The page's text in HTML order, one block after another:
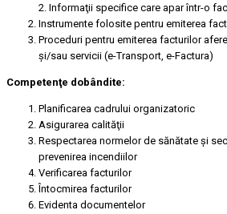
2. Informaţii specifice care apar într-o
Instrumente folosite pentru emiterea
Proceduri pentru emiterea facturilor
şi/sau servicii (e-Transport, e-Factura)
Competenţe dobândite:
Planificarea cadrului organizatoric
Asigurarea calităţii
Respectarea normelor de sănătate şi
prevenirea incendiilor
Verificarea facturilor
Întocmirea facturilor
Evidenta documentelor